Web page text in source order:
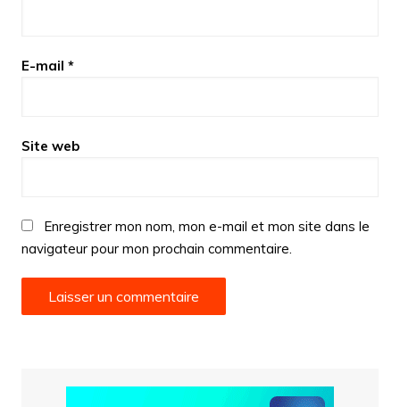
E-mail *
Site web
Enregistrer mon nom, mon e-mail et mon site dans le
navigateur pour mon prochain commentaire.